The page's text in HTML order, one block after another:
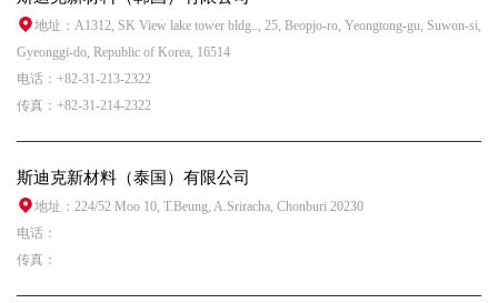
地址：A1312, SK View lake tower bldg.., 25, Beopjo-ro, Yeongtong-gu, Suwon-si,
Gyeonggi-do, Republic of Korea, 16514
电话：+82-31-213-2322
传真：+82-31-214-2322
斯迪克新材料（泰国）有限公司
地址：224/52 Moo 10, T.Beung, A.Sriracha, Chonburi 20230
电话：
传真：